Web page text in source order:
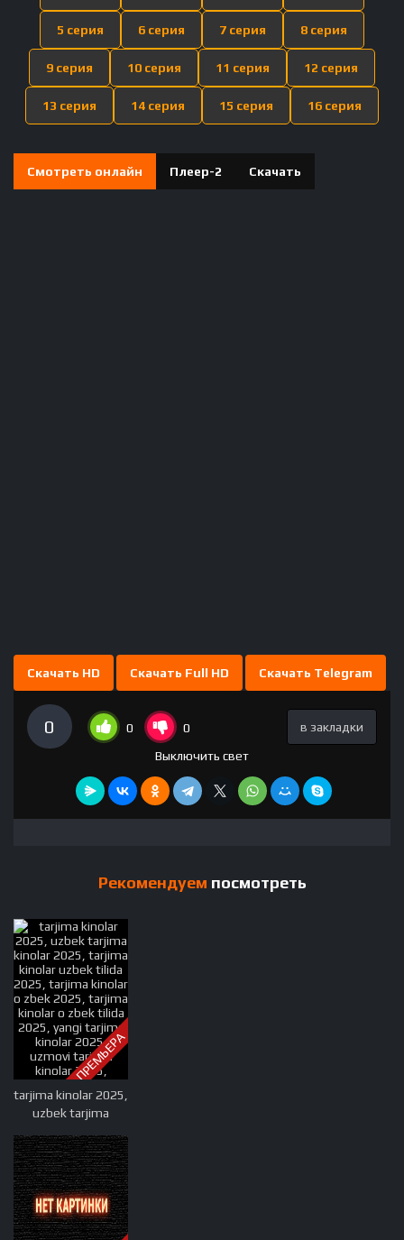
5 серия 6 серия 7 серия 8 серия
9 серия 10 серия 11 серия 12 серия
13 серия 14 серия 15 серия 16 серия
Смотреть онлайн Плеер-2 Скачать
Скачать HD Скачать Full HD Скачать Telegram
0 0 0 в закладки
Выключить свет
Рекомендуем посмотреть
ПРЕМЬЕРА
tarjima kinolar 2025,
uzbek tarjima
kinolar uzbek tilida
2025, tarjima kinolar
o zbek 2025, tarjima
kinolar o zbek tilida
2025, yangi tarjima